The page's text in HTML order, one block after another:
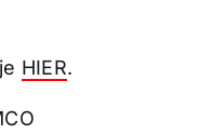
HIER.